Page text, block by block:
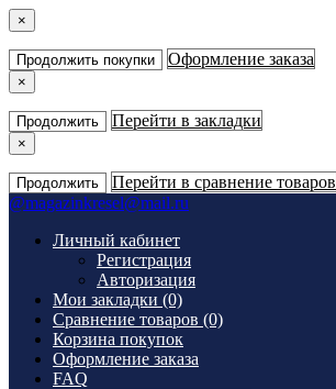
×
Продолжить покупки Оформление заказа
×
Продолжить Перейти в закладки
×
Продолжить
Перейти в сравнение товаров
@magazinkresel@mail.ru
Личный кабинет
Регистрация
Авторизация
Мои закладки (0)
Сравнение товаров (0)
Корзина покупок
Оформление заказа
FAQ